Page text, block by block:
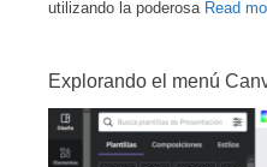
utilizando la poderosa Read
Explorando el menú